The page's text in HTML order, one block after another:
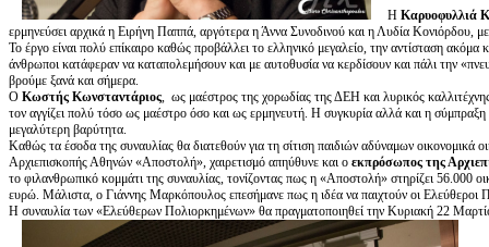
Η Καρυοφυλλιά
ερμηνεύσει αρχικά η Ειρήνη Παππά, αργότερα η Άννα Συνοδινού και η Λυδία Κονιόρδου,
Το έργο είναι πολύ επίκαιρο καθώς προβάλλει το ελληνικό μεγαλείο, την αντίσταση
άνθρωποι κατάφεραν να καταπολεμήσουν και με αυτοθυσία να κερδίσουν και πάλι την
βρούμε ξανά και σήμερα.
Ο Κωστής Κωνσταντάριος, ως μαέστρος της χορωδίας της ΔΕΗ και λυρικός
τον αγγίζει πολύ τόσο ως μαέστρο όσο και ως ερμηνευτή. Η συγκυρία αλλά και η σύμπραξη
μεγαλύτερη βαρύτητα.
Καθώς τα έσοδα της συναυλίας θα διατεθούν για τη σίτιση παιδιών αδύναμων οικονομικά
Αρχιεπισκοπής Αθηνών «Αποστολή», χαιρετισμό απηύθυνε και ο εκπρόσωπος της
το φιλανθρωπικό κομμάτι της συναυλίας, τονίζοντας πως η «Αποστολή» στηρίζει 56.000
ευρώ. Μάλιστα, ο Γιάννης Μαρκόπουλος επεσήμανε πως η ιδέα να παιχτούν οι Ελεύθεροι
Η συναυλία των «Ελεύθερων Πολιορκημένων» θα πραγματοποιηθεί την Κυριακή 22